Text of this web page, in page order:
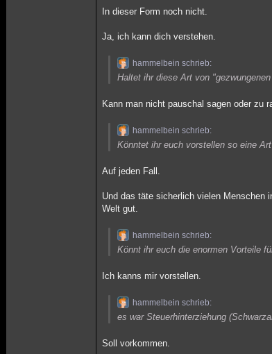
In dieser Form noch nicht.
Ja, ich kann dich verstehen.
hammelbein schrieb:
Haltet ihr diese Art von
Kann man nicht pauschal sagen oder zu
hammelbein schrieb:
Könntet ihr euch vorstellen so eine
Auf jeden Fall.
Und das täte sicherlich vielen Menschen
Welt gut.
hammelbein schrieb:
Könnt ihr euch die enormen Vorteile
Ich kanns mir vorstellen.
hammelbein schrieb:
es war Steuerhinterziehung
Soll vorkommen.